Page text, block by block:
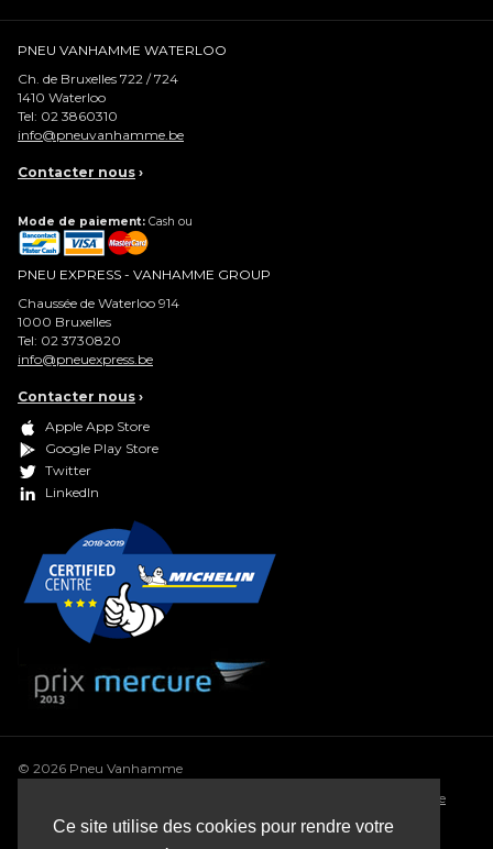
Ce site utilise des cookies pour rendre votre
PNEU VANHAMME WATERLOO
Ch. de Bruxelles 722 / 724
1410 Waterloo
Tel: 02 3860310
info@pneuvanhamme.be
Contacter nous ›
Mode de paiement: Cash ou
PNEU EXPRESS - VANHAMME GROUP
Chaussée de Waterloo 914
1000 Bruxelles
Tel: 02 3730820
info@pneuexpress.be
Contacter nous ›
Apple App Store
Google Play Store
Twitter
LinkedIn
© 2026 Pneu Vanhamme
Politique
de cookie
• Conditions générales de vente
Sitemap